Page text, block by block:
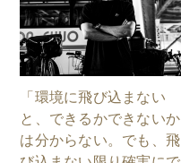
「環境に飛び込まない
と、できるかできないか
は分からない。でも、飛